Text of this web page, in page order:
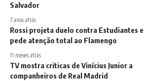
Salvador
7 anos atrás
Rossi projeta duelo contra Estudiantes e
pede atenção total ao Flamengo
11 meses atrás
TV mostra criticas de Vinícius Junior a
companheiros de Real Madrid